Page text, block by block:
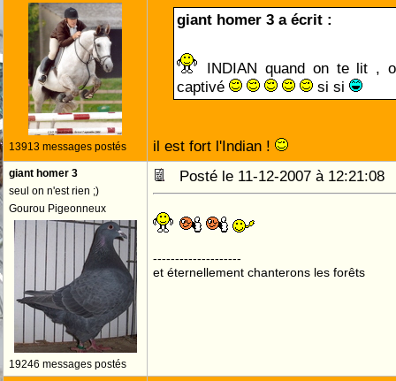
13913 messages postés
giant homer 3 a écrit :
INDIAN quand on te lit ,
captivé
si si
il est fort l'Indian !
giant homer 3
seul on n'est rien ;)
Gourou Pigeonneux
19246 messages postés
Posté le 11-12-2007 à
--------------------
et éternellement chanterons les forêts